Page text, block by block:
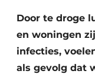
Video’s
Door te droge
en woningen
infecties,
als gevolg dat